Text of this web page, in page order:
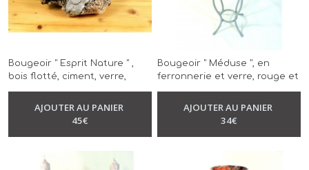
Bougeoir " Esprit Nature " ,
bois flotté, ciment, verre,
modèle unique, réalisé à la
-Bougeoir
AJOUTER AU PANIER
45€
Bougeoir " Méduse ", en
ferronnerie et verre, rouge et
gris, modèle unique, réalisé à
la main - Bougeoir
AJOUTER AU PANIER
34€